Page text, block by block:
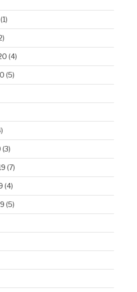
(1)
(4)
(5)
(3)
(7)
(4)
(5)